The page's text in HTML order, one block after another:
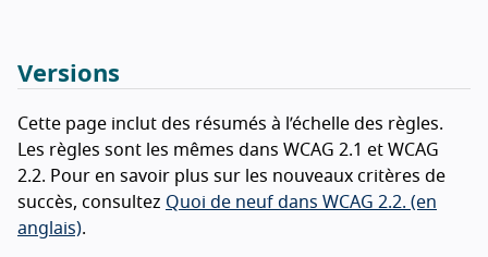
Versions
Cette page inclut des résumés à l’échelle des règles.
Les règles sont les mêmes dans WCAG 2.1 et WCAG
2.2. Pour en savoir plus sur les nouveaux critères de
succès, consultez Quoi de neuf dans WCAG 2.2. (en
anglais).